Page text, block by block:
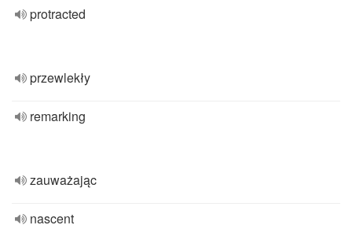
protracted
przewlekły
remarking
zauważając
nascent